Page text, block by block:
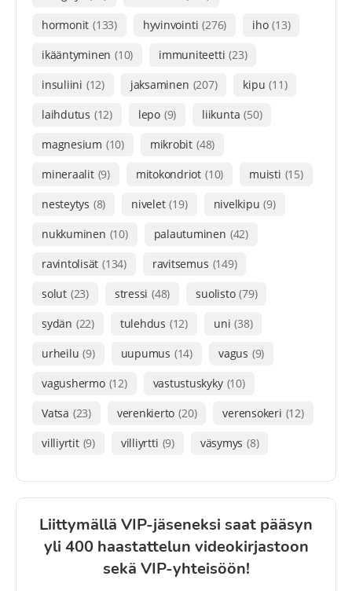
hormonit (133) hyvinvointi (276) iho (13)
ikääntyminen (10) immuniteetti (23)
insuliini (12) jaksaminen (207) kipu (11)
laihdutus (12) lepo (9) liikunta (50)
magnesium (10) mikrobit (48)
mineraalit (9) mitokondriot (10) muisti (15)
nesteytys (8) nivelet (19) nivelkipu (9)
nukkuminen (10) palautuminen (42)
ravintolisät (134) ravitsemus (149)
solut (23) stressi (48) suolisto (79)
sydän (22) tulehdus (12) uni (38)
urheilu (9) uupumus (14) vagus (9)
vagushermo (12) vastustuskyky (10)
Vatsa (23) verenkierto (20) verensokeri (12)
villiyrtit (9) villiyrtti (9) väsymys (8)
Liittymällä VIP-jäseneksi saat pääsyn
yli 400 haastattelun videokirjastoon
sekä VIP-yhteisöön!